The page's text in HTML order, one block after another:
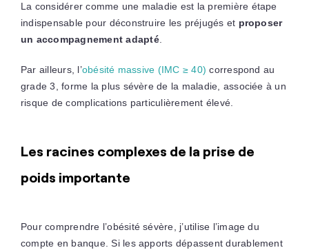
La considérer comme une maladie est la première étape
indispensable pour déconstruire les préjugés et proposer
un accompagnement adapté.
Par ailleurs, l’obésité massive (IMC ≥ 40) correspond au
grade 3, forme la plus sévère de la maladie, associée à un
risque de complications particulièrement élevé.
Les racines complexes de la prise de
poids importante
Pour comprendre l’obésité sévère, j’utilise l’image du
compte en banque. Si les apports dépassent durablement